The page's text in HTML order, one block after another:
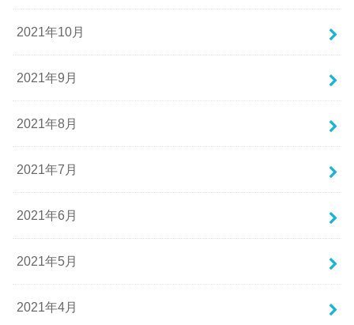
2021年10月
2021年9月
2021年8月
2021年7月
2021年6月
2021年5月
2021年4月